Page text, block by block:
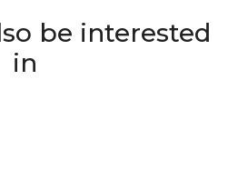
be interested
in